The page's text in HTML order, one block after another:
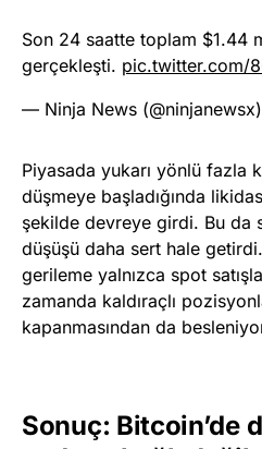
Son 24 saatte toplam $1.44
gerçekleşti. pic.twitter.com/
— Ninja News (@ninjanewsx)
Piyasada yukarı yönlü fazla
düşmeye başladığında
şekilde devreye girdi. Bu da
düşüşü daha sert hale
gerileme yalnızca spot
zamanda kaldıraçlı
kapanmasından da
Sonuç: Bitcoin’de